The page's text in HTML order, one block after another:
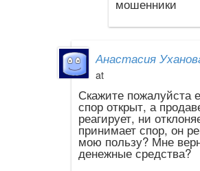
мошенники
Анастасия
at
Скажите пожалуйста
спор открыт, а
реагирует, ни
принимает спор, он
мою пользу? Мне
денежные средства?